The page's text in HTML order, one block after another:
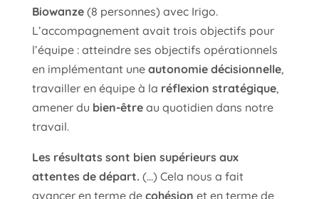
Biowanze(8 personnes) avec Irigo.
L’accompagnement avait trois objectifs pour
l’équipe : atteindre ses objectifs opérationnels
en implémentant une autonomie décisionnelle,
travailler en équipe à la réflexion stratégique,
amener du bien-êtreau quotidien dans notre
travail.
Les résultats sont bien supérieurs aux
attentes de départ. (…) Cela nous a fait
avancer en terme de cohésion et en terme de